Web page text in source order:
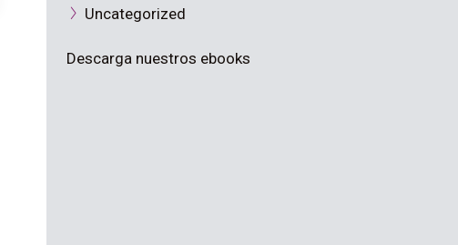
Uncategorized
Descarga nuestros ebooks